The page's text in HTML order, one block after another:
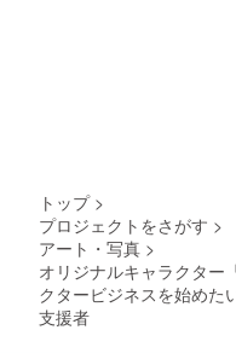
トップ >
プロジェクトをさがす >
アート・写真 >
オリジナルキャラクター
クタービジネスを始めた
支援者